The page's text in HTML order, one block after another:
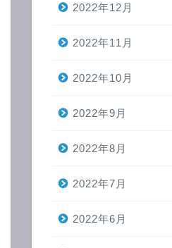
2022年12月
2022年11月
2022年10月
2022年9月
2022年8月
2022年7月
2022年6月